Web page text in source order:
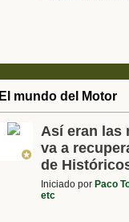
El mundo del Motor
Así eran las
va a
de
Iniciado por Paco
etc